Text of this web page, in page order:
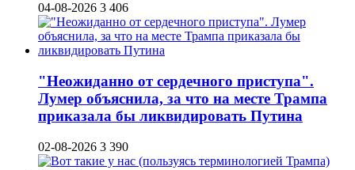
04-08-2026 3 406
"Неожиданно от сердечного приступа".
Лумер объяснила, за что на месте Трампа
приказала бы ликвидировать Путина
02-08-2026 3 390